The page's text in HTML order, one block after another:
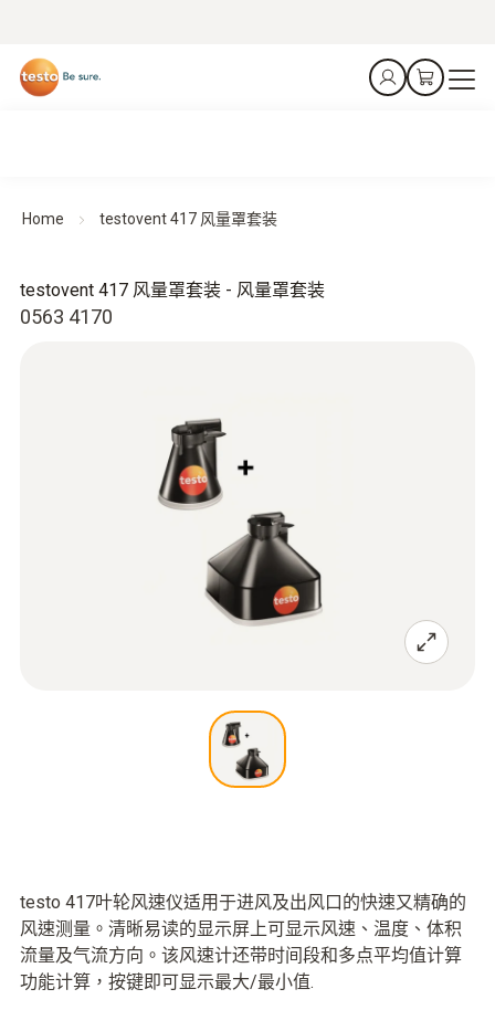
Home testovent 417 风量罩套装
0563 4170
testovent 417 风量罩套装 - 风量罩套装
testo 417叶轮风速仪适用于进风及出风口的快速又精确的
风速测量。清晰易读的显示屏上可显示风速、温度、体积
流量及气流方向。该风速计还带时间段和多点平均值计算
功能计算，按键即可显示最大/最小值.